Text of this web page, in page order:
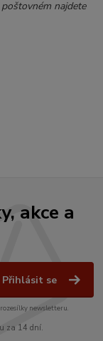
najdete
akce a
Přihlásit se
newsletteru.
za 14 dní.